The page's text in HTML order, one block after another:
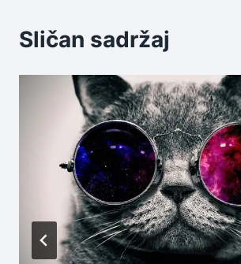
Sličan sadržaj